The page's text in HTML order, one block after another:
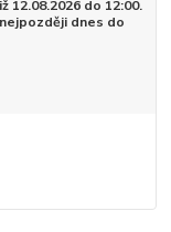
12.08.2026 do 12:00.
dnes do